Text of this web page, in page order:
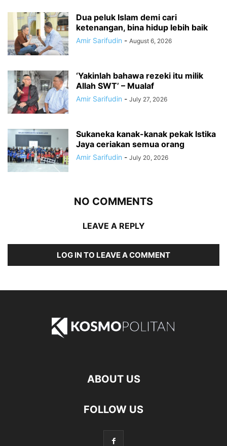
Dua peluk Islam demi cari
ketenangan, bina hidup lebih baik
Amir Sarifudin - August 6, 2026
‘Yakinlah bahawa rezeki itu milik
Allah SWT’ – Mualaf
Amir Sarifudin - July 27, 2026
Sukaneka kanak-kanak pekak Istika
Jaya ceriakan semua orang
Amir Sarifudin - July 20, 2026
NO COMMENTS
LEAVE A REPLY
LOG IN TO LEAVE A COMMENT
ABOUT US
FOLLOW US